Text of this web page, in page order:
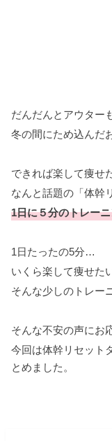
だんだんとアウター
冬の間にため込んだ
できれば楽して痩せ
なんと話題の「体幹
1日に５分のトレー
1日たったの5分…
いくら楽して痩せた
そんな少しのトレー
そんな不安の声にお
今回は体幹リセット
とめました。